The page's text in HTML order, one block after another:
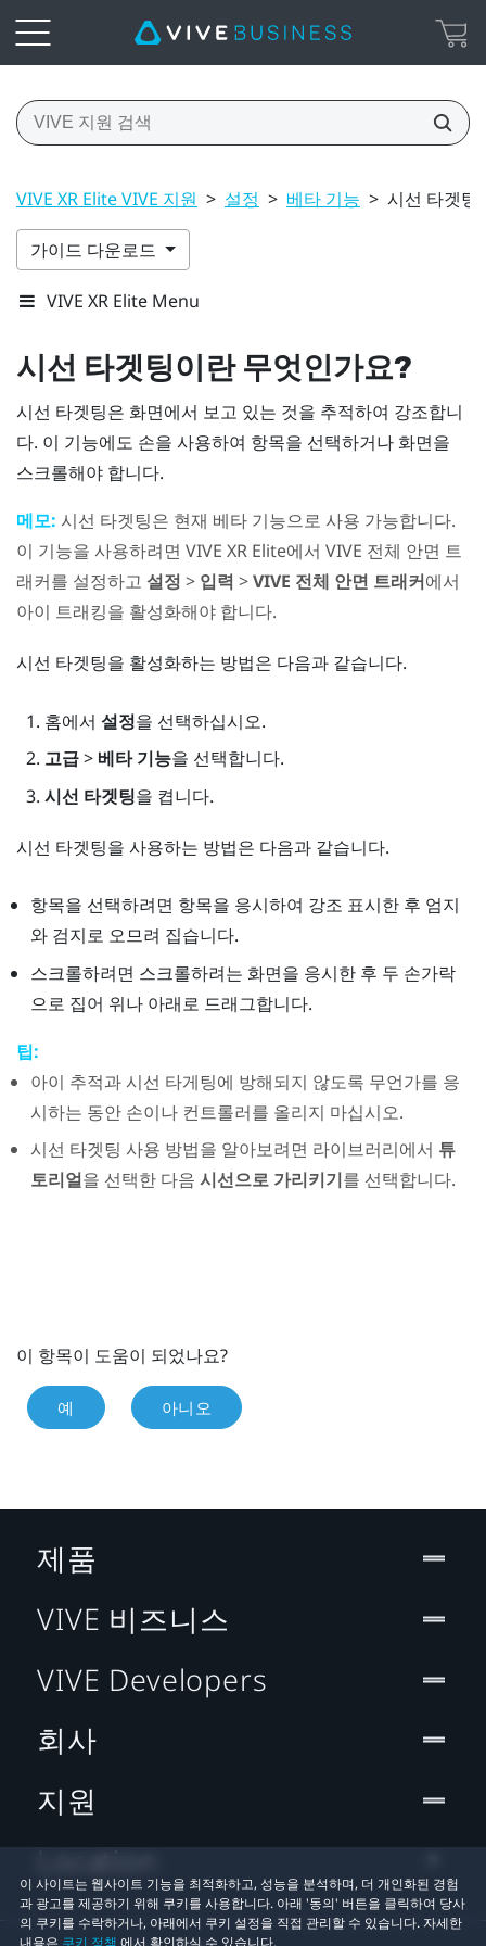
VIVE XR Elite VIVE 지원 > 설정 > 베타 기능 > 시선 타겟팅
가이드 다운로드
VIVE XR Elite Menu
시선 타겟팅이란 무엇인가요?
시선 타겟팅은 화면에서 보고 있는 것을 추적하여 강조합니
다. 이 기능에도 손을 사용하여 항목을 선택하거나 화면을
스크롤해야 합니다.
메모: 시선 타겟팅은 현재 베타 기능으로 사용 가능합니다.
이 기능을 사용하려면 VIVE XR Elite에서 VIVE 전체 안면 트
래커를 설정하고 설정 > 입력 >VIVE 전체 안면 트래커에서
아이 트래킹을 활성화해야 합니다.
시선 타겟팅을 활성화하는 방법은 다음과 같습니다.
홈에서 설정을 선택하십시오.
고급> 베타 기능을 선택합니다.
시선 타겟팅을 켭니다.
시선 타겟팅을 사용하는 방법은 다음과 같습니다.
항목을 선택하려면 항목을 응시하여 강조 표시한 후 엄지
와 검지로 오므려 집습니다.
스크롤하려면 스크롤하려는 화면을 응시한 후 두 손가락
으로 집어 위나 아래로 드래그합니다.
팁:
아이 추적과 시선 타게팅에 방해되지 않도록 무언가를 응
시하는 동안 손이나 컨트롤러를 올리지 마십시오.
시선 타겟팅 사용 방법을 알아보려면 라이브러리에서 튜
토리얼을 선택한 다음 시선으로 가리키기를 선택합니다.
이 항목이 도움이 되었나요?
예 아니오
이 사이트는 웹사이트 기능을 최적화하고, 성능을 분석하며, 더 개인화된 경험
과 광고를 제공하기 위해 쿠키를 사용합니다. 아래 '동의' 버튼을 클릭하여 당사
의 쿠키를 수락하거나, 아래에서 쿠키 설정을 직접 관리할 수 있습니다. 자세한
내용은 쿠키 정책 에서 확인하실 수 있습니다.
제품
VIVE 비즈니스
VIVE Developers
회사
지원
Location